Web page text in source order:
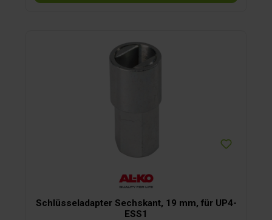
Schlüsseladapter Sechskant, 19 mm, für UP4-
ESS1